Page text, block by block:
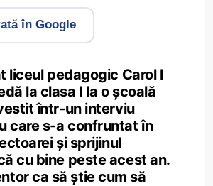
în Google
liceul pedagogic Carol I
la clasa I la o școală
într-un interviu
care s-a confruntat în
și sprijinul
cu bine peste acest an.
ca să știe cum să